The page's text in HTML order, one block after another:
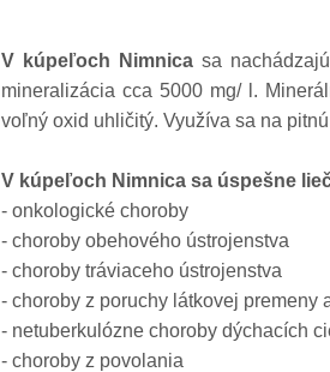
V kúpeľoch Nimnica sa
mineralizácia cca 5000 mg/ l.
voľný oxid uhličitý. Využíva sa na
V kúpeľoch Nimnica sa úspešne
- onkologické choroby
- choroby obehového ústrojenstva
- choroby tráviaceho ústrojenstva
- choroby z poruchy látkovej premeny
- netuberkulózne choroby dýchacích
- choroby z povolania